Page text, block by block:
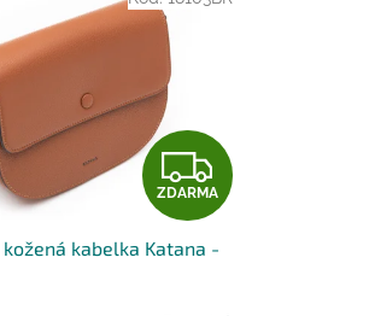
Z
D
A
ZDARMA
kabelka Katana -